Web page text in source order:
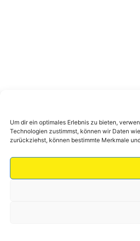
Um dir ein optimales Erlebnis zu bieten,
Technologien zustimmst, können wir Daten
zurückziehst, können bestimmte Merkmale